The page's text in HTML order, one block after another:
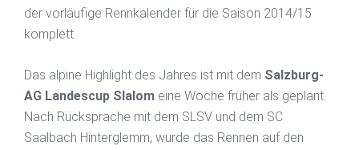
der vorläufige Rennkalender für die Saison 2014/15
komplett.
Das alpine Highlight des Jahres ist mit dem Salzburg-
AG Landescup Slalom eine Woche früher als geplant.
Nach Rücksprache mit dem SLSV und dem SC
Saalbach Hinterglemm, wurde das Rennen auf den